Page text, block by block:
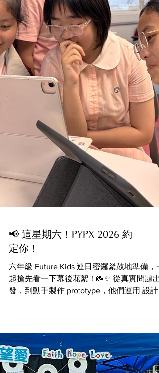
六年級 Future Kids 連日密鑼緊鼓地準備，
起搶先看一下幕後花絮！📸✨ 從真實問題出